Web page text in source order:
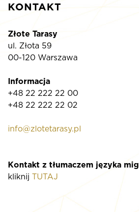
KONTAKT
Złote Tarasy
ul. Złota 59
00-120 Warszawa
Informacja
+48 22 222 22 00
+48 22 222 22 02
info@zlotetarasy.pl
Kontakt z tłumaczem języka
kliknij TUTAJ